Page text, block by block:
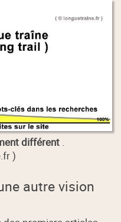
différent .
)
autre vision